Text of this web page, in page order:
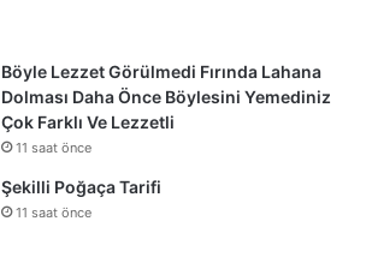
Böyle Lezzet Görülmedi Fırında Lahana
Dolması Daha Önce Böylesini Yemediniz
Çok Farklı Ve Lezzetli
11 saat önce
Şekilli Poğaça Tarifi
11 saat önce